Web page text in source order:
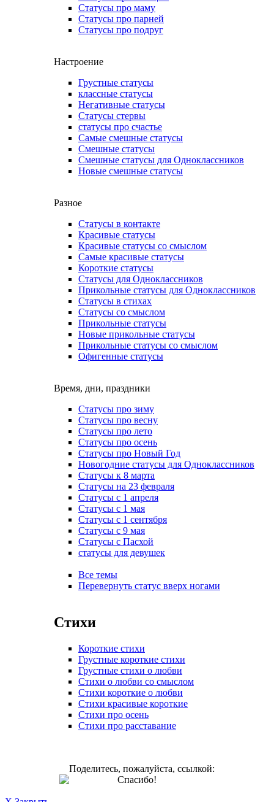
Статусы про маму
Статусы про парней
Статусы про подруг
Настроение
Грустные статусы
классные статусы
Негативные статусы
Статусы стервы
статусы про счастье
Самые смешные статусы
Смешные статусы
Смешные статусы для Одноклассников
Новые смешные статусы
Разное
Статусы в контакте
Красивые статусы
Красивые статусы со смыслом
Самые красивые статусы
Короткие статусы
Статусы для Одноклассников
Прикольные статусы для Одноклассников
Статусы в стихах
Статусы со смыслом
Прикольные статусы
Новые прикольные статусы
Прикольные статусы со смыслом
Офигенные статусы
Время, дни, праздники
Статусы про зиму
Статусы про весну
Статусы про лето
Статусы про осень
Статусы про Новый Год
Новогодние статусы для Одноклассников
Статусы к 8 марта
Статусы на 23 февраля
Статусы с 1 апреля
Статусы с 1 мая
Статусы с 1 сентября
Статусы с 9 мая
Статусы с Пасхой
статусы для девушек
Все темы
Перевернуть статус вверх ногами
Стихи
Короткие стихи
Грустные короткие стихи
Грустные стихи о любви
Стихи о любви со смыслом
Стихи короткие о любви
Стихи красивые короткие
Стихи про осень
Стихи про расставание
Поделитесь, пожалуйста, ссылкой:
Спасибо!